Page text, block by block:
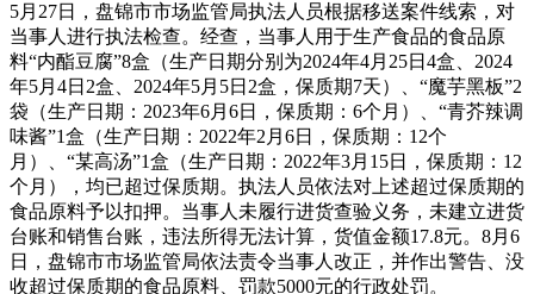
5月27日，盘锦市市场监管局执法人员根据移送案件线索，对
当事人进行执法检查。经查，当事人用于生产食品的食品原
料“内酯豆腐”8盒（生产日期分别为2024年4月25日4盒、2024
年5月4日2盒、2024年5月5日2盒，保质期7天）、“魔芋黑板”2
袋（生产日期：2023年6月6日，保质期：6个月）、“青芥辣调
味酱”1盒（生产日期：2022年2月6日，保质期：12个
月）、“某高汤”1盒（生产日期：2022年3月15日，保质期：12
个月），均已超过保质期。执法人员依法对上述超过保质期的
食品原料予以扣押。当事人未履行进货查验义务，未建立进货
台账和销售台账，违法所得无法计算，货值金额17.8元。8月6
日，盘锦市市场监管局依法责令当事人改正，并作出警告、没
收超过保质期的食品原料、罚款5000元的行政处罚。